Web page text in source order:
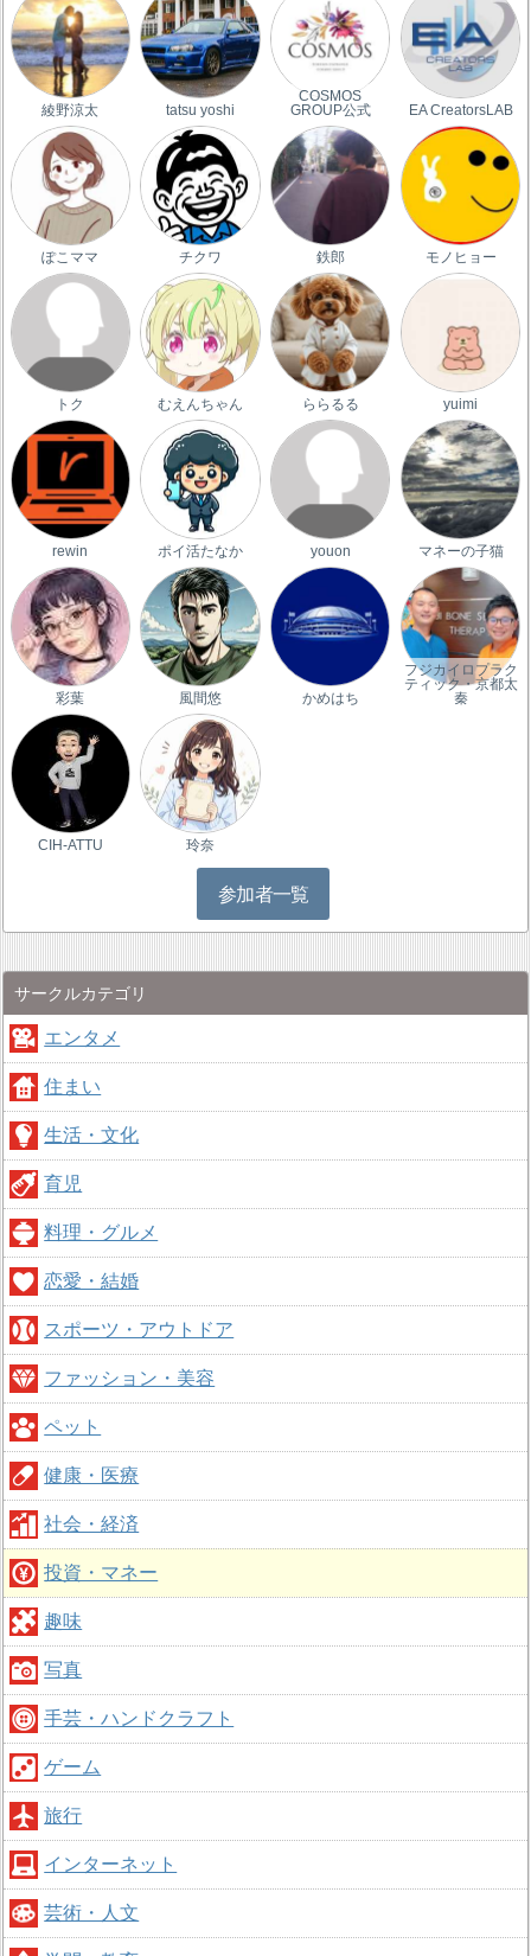
綾野涼太 tatsu yoshi
COSMOS
GROUP公式
EA CreatorsLAB
ぽこママ チクワ 鉄郎 モノヒョー
トク むえんちゃん ららるる yuimi
rewin ポイ活たなか youon マネーの子猫
彩葉 風間悠 かめはち
フジカイロプラク
ティック・京都太
秦
CIH-ATTU 玲奈
参加者一覧
サークルカテゴリ
エンタメ
住まい
生活・文化
育児
料理・グルメ
恋愛・結婚
スポーツ・アウトドア
ファッション・美容
ペット
健康・医療
社会・経済
投資・マネー
趣味
写真
手芸・ハンドクラフト
ゲーム
旅行
インターネット
芸術・人文